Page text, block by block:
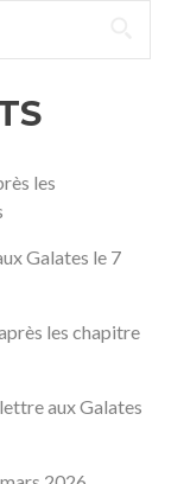
les
Galates le 7
les chapitre
aux Galates